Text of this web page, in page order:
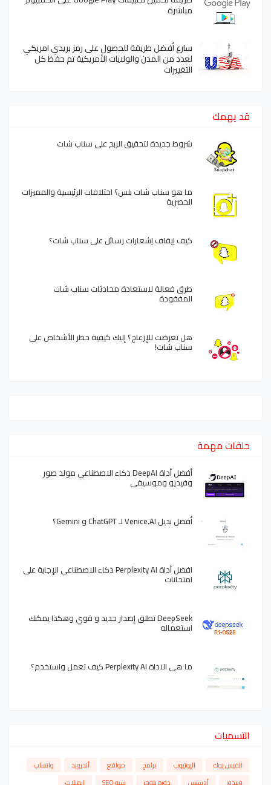
مباشرة
سارع أفضل طريقة للحصول على رمز بريدي امريكي
لعدد من المدن والولايات الأمريكية تم حفظ كل
التغييرات
قد يهمك
شروط جديدة لتحقيق الربح على سناب شات
ما هو سناب شات بلس؟ اختلافات الرئيسية والمميزات
الحصرية
كيف إيقاف إشعارات رسائل على سناب شات؟
طرق فعالة لاستعادة محادثات سناب شات
المفقودة
هل تعرضت للإزعاج؟ إليك كيفية حظر الأشخاص على
سناب شات!
حلقات مهمة
أفضل أداة DeepAI ذكاء الاصطناعي مولد صور
وفيديو وموسيقى
أفضل بديل Venice.AI لـ ChatGPT و Gemini؟
افضل أداة Perplexity AI ذكاء الاصطناعي الإجابة على
امتحانات
DeepSeek تطلق إصدار جديد و قوي وهكذا يمكنك
استعماله
ما هي الاداة Perplexity AI كيف تعمل واستخدم؟
التسميات
الفيس بوك اليوتيوب برامج مواقع أندرويد
واتساب
ويندوز
أدسنس دورة بلوجر سيو SEO ايميلات